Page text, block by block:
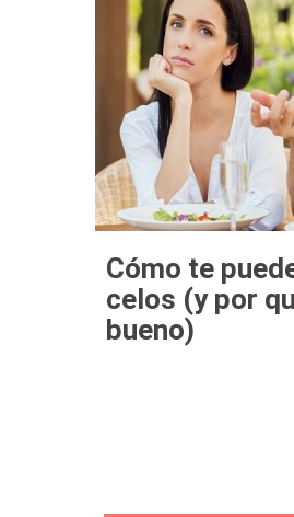
Cómo te
celos (y por
bueno)